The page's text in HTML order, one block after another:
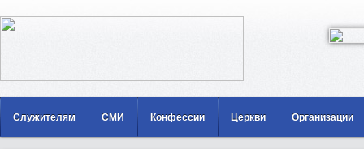
Служителям СМИ Конфессии Церкви Организации